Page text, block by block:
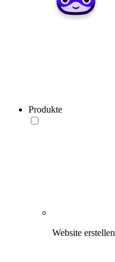
Produkte
Website erstellen